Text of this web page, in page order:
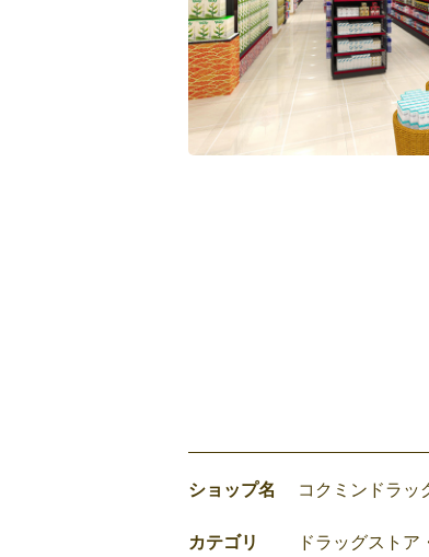
ショップ名 コクミンドラッ
カテゴリ ドラッグストア